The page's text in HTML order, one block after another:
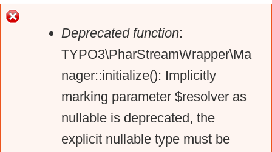
Deprecated function:
TYPO3\PharStreamWrapper\Ma
nager::initialize(): Implicitly
marking parameter $resolver as
nullable is deprecated, the
explicit nullable type must be